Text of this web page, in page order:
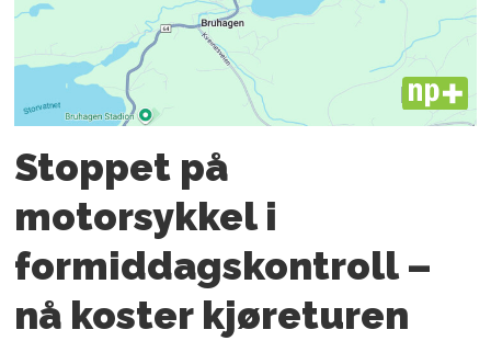
PLUS
Stoppet på
motorsykkel i
formiddagskontroll –
nå koster kjøreturen